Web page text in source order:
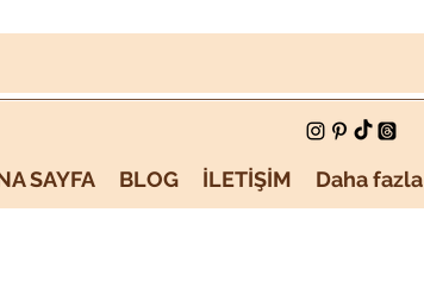
SAYFA BLOG İLETİŞİM Daha fazla